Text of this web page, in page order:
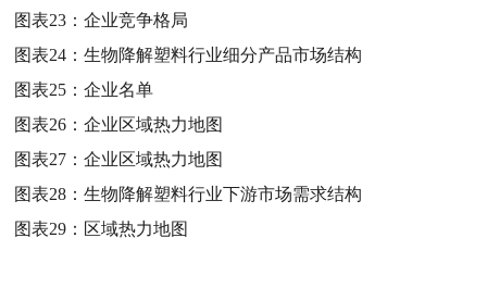
图表23：企业竞争格局
图表24：生物降解塑料行业细分产品市场结构
图表25：企业名单
图表26：企业区域热力地图
图表27：企业区域热力地图
图表28：生物降解塑料行业下游市场需求结构
图表29： 区域热力地图